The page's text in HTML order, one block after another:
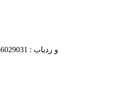
تلفن پشتیبانی GPS و ردیاب : 66029031-021